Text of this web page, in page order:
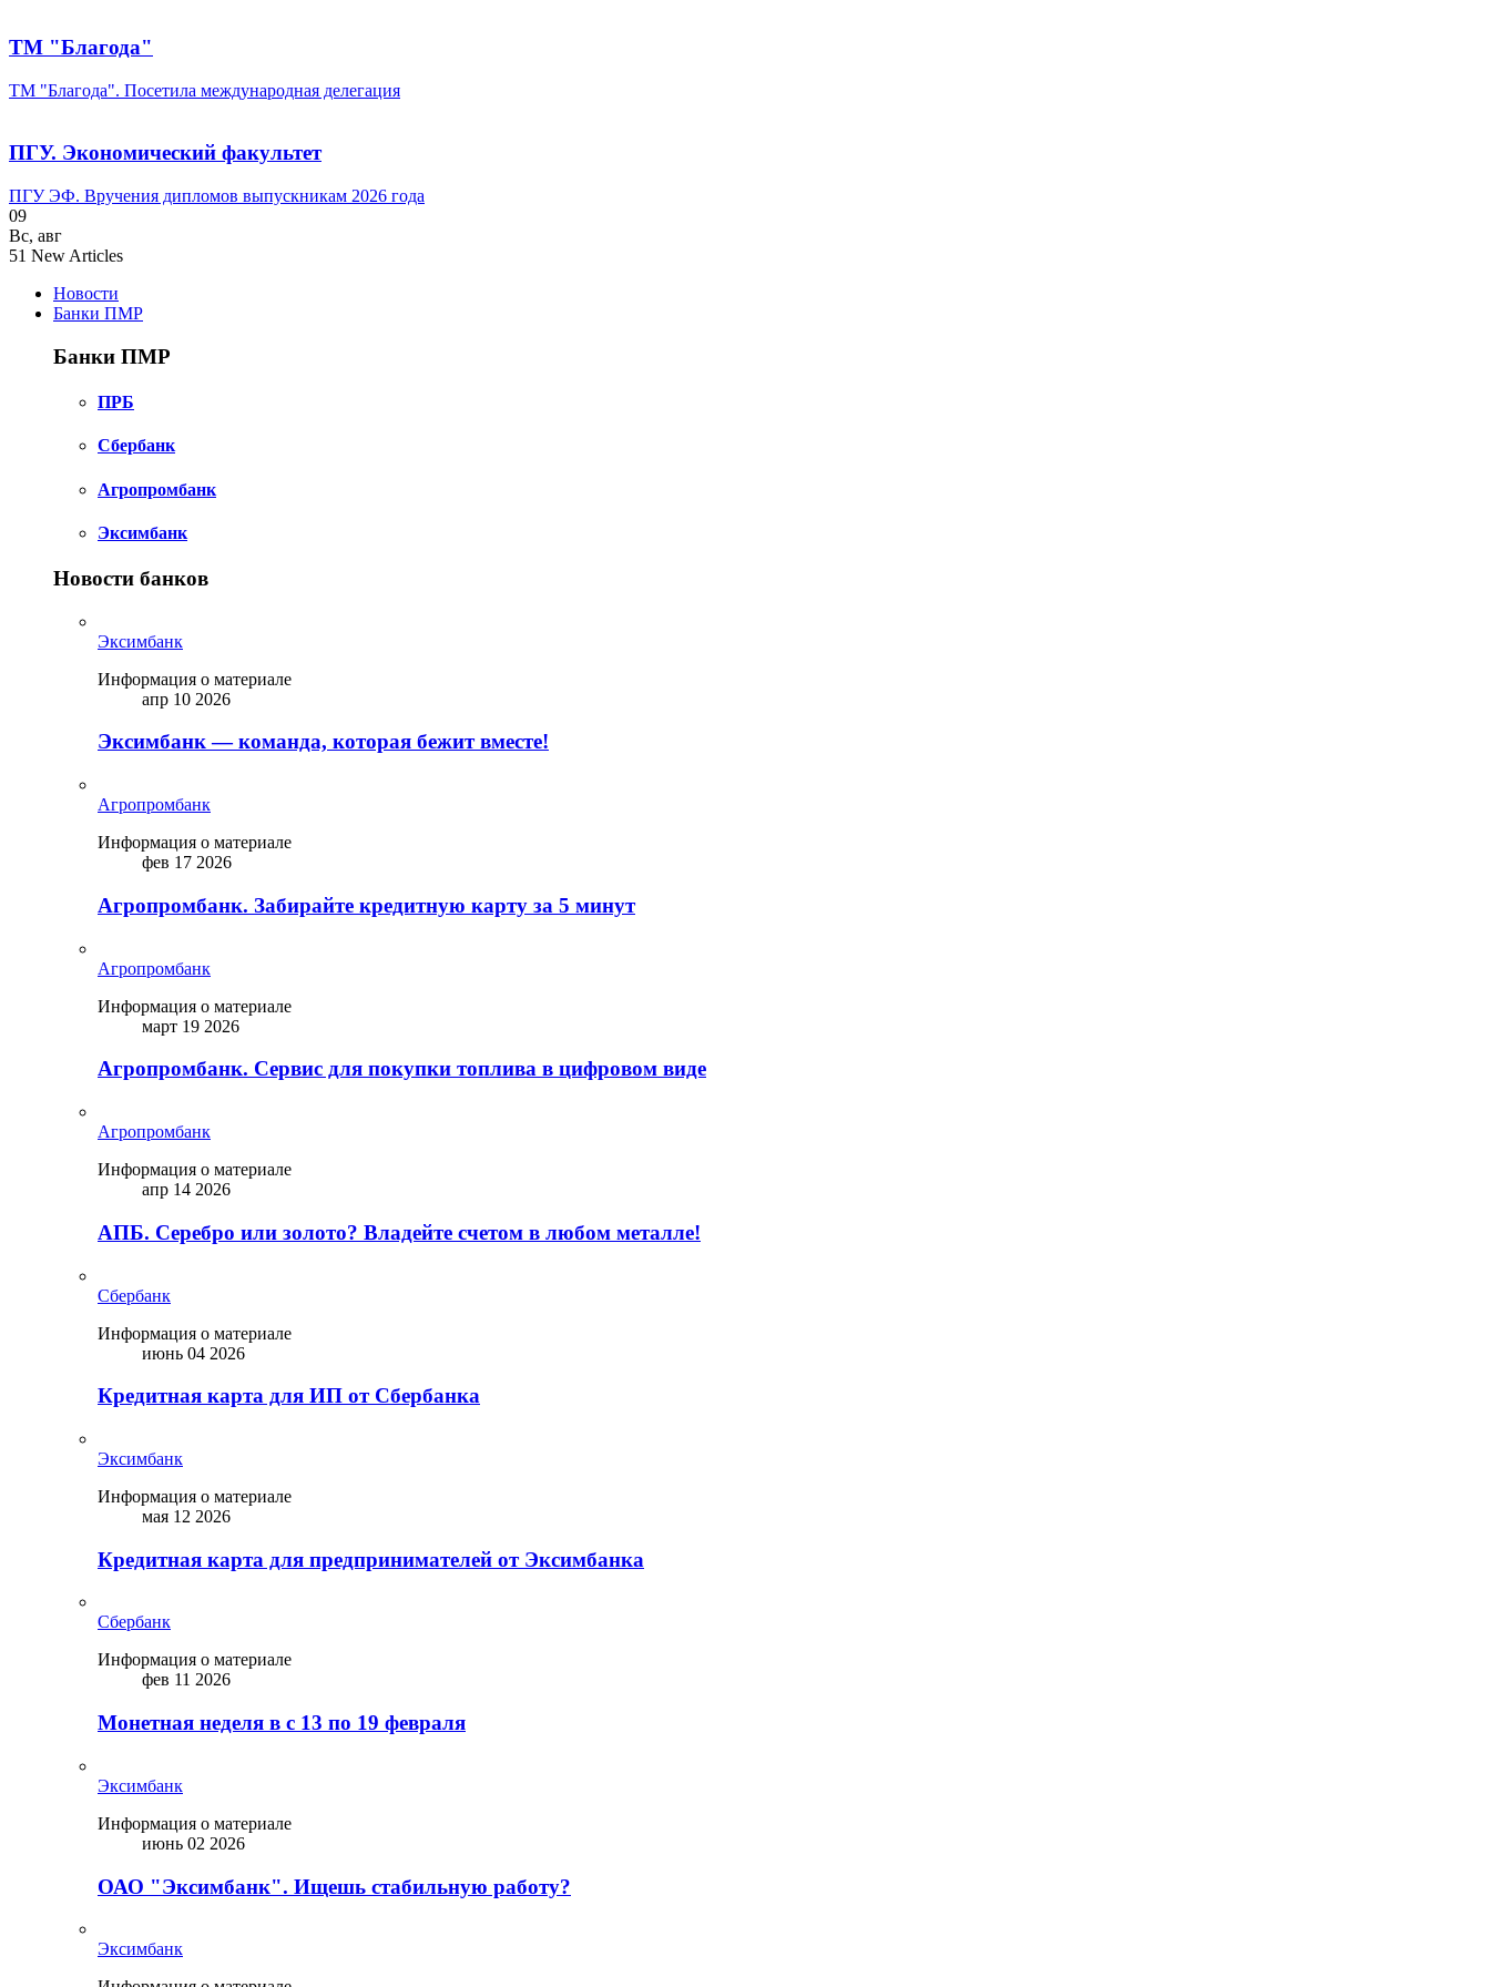
ТМ "Благода"
ТМ "Благода". Посетила международная делегация
ПГУ. Экономический факультет
ПГУ ЭФ. Вручения дипломов выпускникам 2026 года
09
Вс, авг
51 New Articles
Новости
Банки ПМР
Банки ПМР
ПРБ
Сбербанк
Агропромбанк
Эксимбанк
Новости банков
Эксимбанк
Информация о материале
апр 10 2026
Эксимбанк — команда, которая бежит вместе!
Агропромбанк
Информация о материале
фев 17 2026
Агропромбанк. Забирайте кредитную карту за 5 минут
Агропромбанк
Информация о материале
март 19 2026
Агропромбанк. Сервис для покупки топлива в цифровом виде
Агропромбанк
Информация о материале
апр 14 2026
АПБ. Серебро или золото? Владейте счетом в любом металле!
Сбербанк
Информация о материале
июнь 04 2026
Кредитная карта для ИП от Сбербанка
Эксимбанк
Информация о материале
мая 12 2026
Кредитная карта для предпринимателей от Эксимбанка
Сбербанк
Информация о материале
фев 11 2026
Монетная неделя в с 13 по 19 февраля
Эксимбанк
Информация о материале
июнь 02 2026
ОАО "Эксимбанк". Ищешь стабильную работу?
Эксимбанк